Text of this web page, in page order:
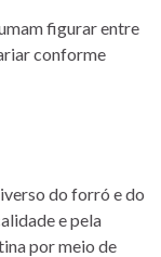
figurar entre
conforme
do forró e do
e pela
por meio de